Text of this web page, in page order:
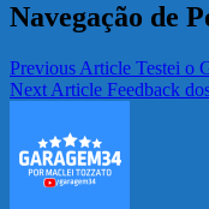
Navegação de
Previous Article Testei o
Next Article Feedback